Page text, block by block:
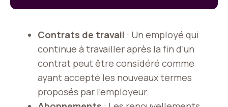
Contrats de travail : Un employé qui
continue à travailler après la fin d’un
contrat peut être considéré comme
ayant accepté les nouveaux termes
proposés par l’employeur.